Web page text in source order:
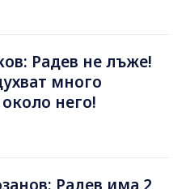
Радев не лъже!
много
него!